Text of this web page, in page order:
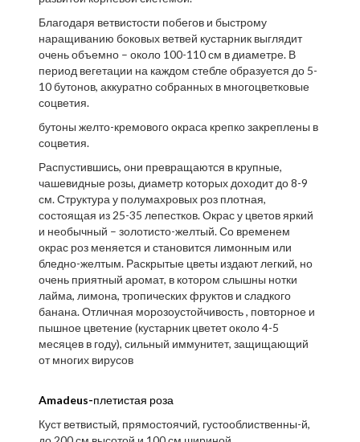
Благодаря ветвистости побегов и быстрому
наращиванию боковых ветвей кустарник выглядит
очень объемно – около 100-110 см в диаметре. В
период вегетации на каждом стебле образуется до 5-
10 бутонов, аккуратно собранных в многоцветковые
соцветия.
бутоны желто-кремового окраса крепко закреплены в
соцветия.
Распустившись, они превращаются в крупные,
чашевидные розы, диаметр которых доходит до 8-9
см. Структура у полумахровых роз плотная,
состоящая из 25-35 лепестков. Окрас у цветов яркий
и необычный – золотисто-желтый. Со временем
окрас роз меняется и становится лимонным или
бледно-желтым. Раскрытые цветы издают легкий, но
очень приятный аромат, в котором слышны нотки
лайма, лимона, тропических фруктов и сладкого
банана. Отличная морозоустойчивость , повторное и
пышное цветение (кустарник цветет около 4-5
месяцев в году), сильный иммунитет, защищающий
от многих вирусов
Amadeus-плетистая роза
Куст ветвистый, прямостоячий, густооблиственны-й,